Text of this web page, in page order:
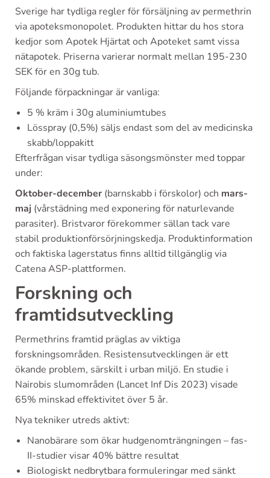
Sverige har tydliga regler för försäljning av permethrin
via apoteksmonopolet. Produkten hittar du hos stora
kedjor som Apotek Hjärtat och Apoteket samt vissa
nätapotek. Priserna varierar normalt mellan 195-230
SEK för en 30g tub.
Följande förpackningar är vanliga:
5 % kräm i 30g aluminiumtubes
Lösspray (0,5%) säljs endast som del av medicinska
skabb/loppakitt
Efterfrågan visar tydliga säsongsmönster med toppar
under:
Oktober-december (barnskabb i förskolor) och mars-
maj (vårstädning med exponering för naturlevande
parasiter). Bristvaror förekommer sällan tack vare
stabil produktionförsörjningskedja. Produktinformation
och faktiska lagerstatus finns alltid tillgänglig via
Catena ASP-plattformen.
Forskning och
framtidsutveckling
Permethrins framtid präglas av viktiga
forskningsområden. Resistensutvecklingen är ett
ökande problem, särskilt i urban miljö. En studie i
Nairobis slumområden (Lancet Inf Dis 2023) visade
65% minskad effektivitet över 5 år.
Nya tekniker utreds aktivt:
Nanobärare som ökar hudgenomträngningen – fas-
II-studier visar 40% bättre resultat
Biologiskt nedbrytbara formuleringar med sänkt